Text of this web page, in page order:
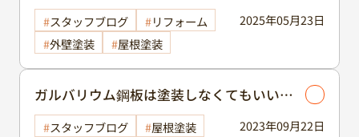
2025年05月23日
スタッフブログ
リフォーム
外壁塗装
屋根塗装
2023年09月22日
ガルバリウム鋼板は塗装しなくてもいい？
塗装方法とお手入れ方法～
スタッフブログ 屋根塗装